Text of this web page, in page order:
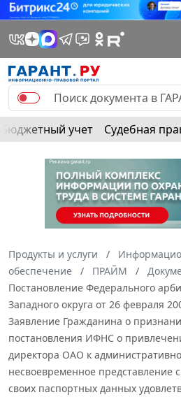
Бюджетный учет Судебная
Продукты и услуги
обеспечение
ПРАЙМ
Постановление Федерального
Западного округа от 26 февраля
Заявление Гражданина о
постановления ИФНС о
директора ОАО к
несвоевременное представление
своих паспортных данных